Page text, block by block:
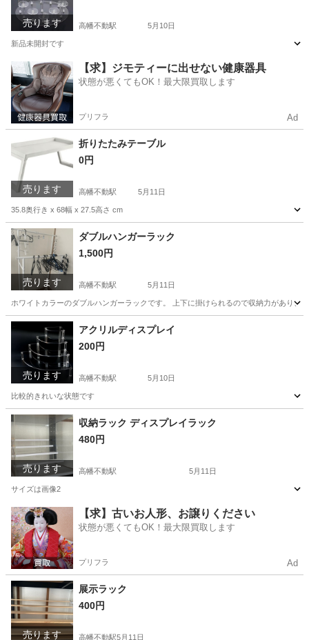
売ります 高幡不動駅 5月10日
新品未開封です
東京 日野市 高幡不動駅 収納家具 アクリル
【求】ジモティーに出せない健康器具
状態が悪くてもOK！最大限買取します
プリフラ Ad
売ります
折りたたみテーブル
0円
高幡不動駅 5月11日
35.8奥行き x 68幅 x 27.5高さ cm
東京 日野市 高幡不動駅 テーブル
売ります
ダブルハンガーラック
1,500円
高幡不動駅 5月11日
ホワイトカラーのダブルハンガーラックです。 上下に掛けられるので収納力があり
東京 日野市 高幡不動駅 収納家具
売ります
アクリルディスプレイ
200円
高幡不動駅 5月10日
比較的きれいな状態です
東京 日野市 高幡不動駅 収納家具 アクリル
売ります
収納ラック ディスプレイラック
480円
高幡不動駅 5月11日
サイズは画像2
東京 日野市 高幡不動駅 収納家具 ラック
【求】古いお人形、お譲りください
状態が悪くてもOK！最大限買取します
プリフラ Ad
売ります
展示ラック
400円
高幡不動駅5月11日